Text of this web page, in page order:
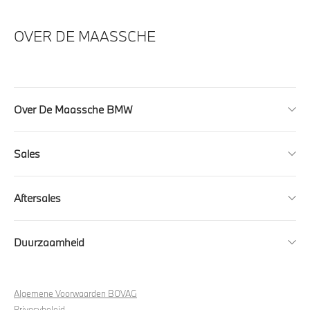
OVER DE MAASSCHE
Over De Maassche BMW
Sales
Aftersales
Duurzaamheid
Algemene Voorwaarden BOVAG